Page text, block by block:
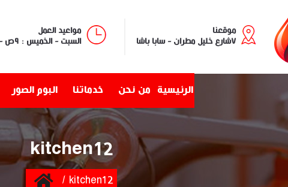
موقعنا
٧شارع خليل مطران - سابا باشا
مواعيد العمل
السبت - الخميس : ٩ص - ٥ م
الرئيسية من نحن خدماتنا البوم الصور
kitchen12
Home kitchen12